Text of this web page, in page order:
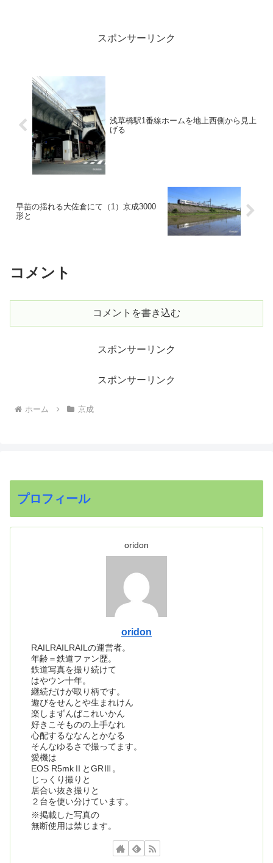
スポンサーリンク
浅草橋駅1番線ホームを地上西側から見上
げる
早苗の揺れる大佐倉にて（1）京成3000
形と
コメント
コメントを書き込む
スポンサーリンク
スポンサーリンク
ホーム 京成
プロフィール
oridon
oridon
RAILRAILRAILの運営者。
年齢＝鉄道ファン歴。
鉄道写真を撮り続けて
はやウン十年。
継続だけが取り柄です。
遊びをせんとや生まれけん
楽しまずんばこれいかん
好きこそものの上手なれ
心配するななんとかなる
そんなゆるさで撮ってます。
愛機は
EOS R5mkⅡとGRⅢ。
じっくり撮りと
居合い抜き撮りと
２台を使い分けています。
※掲載した写真の
無断使用は禁じます。